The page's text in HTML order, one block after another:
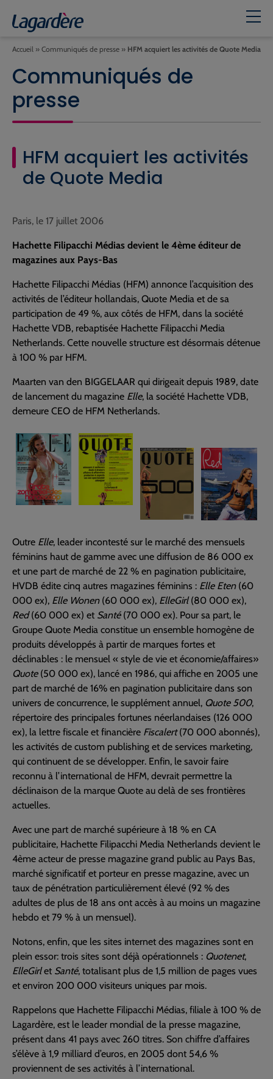
Accueil » Communiqués de presse » HFM acquiert les activités de Quote Media
Communiqués de
presse
HFM acquiert les activités
de Quote Media
Paris, le 17 juillet 2006
Hachette Filipacchi Médias devient le 4ème éditeur de
magazines aux Pays-Bas
Hachette Filipacchi Médias (HFM) annonce l’acquisition des
activités de l’éditeur hollandais, Quote Media et de sa
participation de 49 %, aux côtés de HFM, dans la société
Hachette VDB, rebaptisée Hachette Filipacchi Media
Netherlands. Cette nouvelle structure est désormais détenue
à 100 % par HFM.
Maarten van den BIGGELAAR qui dirigeait depuis 1989, date
de lancement du magazine Elle, la société Hachette VDB,
demeure CEO de HFM Netherlands.
Outre Elle, leader incontesté sur le marché des mensuels
féminins haut de gamme avec une diffusion de 86 000 ex
et une part de marché de 22 % en pagination publicitaire,
HVDB édite cinq autres magazines féminins : Elle Eten(60
000 ex), Elle Wonen(60 000 ex), ElleGirl(80 000 ex),
Red(60 000 ex) et Santé(70 000 ex). Pour sa part, le
Groupe Quote Media constitue un ensemble homogène de
produits développés à partir de marques fortes et
déclinables : le mensuel « style de vie et économie/affaires»
Quote(50 000 ex), lancé en 1986, qui affiche en 2005 une
part de marché de 16% en pagination publicitaire dans son
univers de concurrence, le supplément annuel, Quote 500,
répertoire des principales fortunes néerlandaises (126 000
ex), la lettre fiscale et financière Fiscalert(70 000 abonnés),
les activités de custom publishing et de services marketing,
qui continuent de se développer. Enfin, le savoir faire
reconnu à l’international de HFM, devrait permettre la
déclinaison de la marque Quote au delà de ses frontières
actuelles.
Avec une part de marché supérieure à 18 % en CA
publicitaire, Hachette Filipacchi Media Netherlands devient le
4ème acteur de presse magazine grand public au Pays Bas,
marché significatif et porteur en presse magazine, avec un
taux de pénétration particulièrement élevé (92 % des
adultes de plus de 18 ans ont accès à au moins un magazine
hebdo et 79 % à un mensuel).
Notons, enfin, que les sites internet des magazines sont en
plein essor: trois sites sont déjà opérationnels : Quotenet,
ElleGirlet Santé, totalisant plus de 1,5 million de pages vues
et environ 200 000 visiteurs uniques par mois.
Rappelons que Hachette Filipacchi Médias, filiale à 100 % de
Lagardère, est le leader mondial de la presse magazine,
présent dans 41 pays avec 260 titres. Son chiffre d’affaires
s’élève à 1,9 milliard d’euros, en 2005 dont 54,6 %
proviennent de ses activités à l’international.